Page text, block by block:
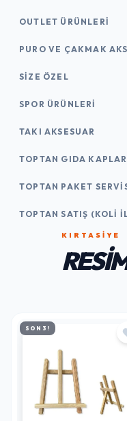
OUTLET ÜRÜNLERI
PURO VE ÇAKMAK
SIZE ÖZEL
SPOR ÜRÜNLERI
TAKI AKSESUAR
TOPTAN GIDA
TOPTAN PAKET
TOPTAN SATIŞ (KOLI
KIRTASİYE
SON 3!